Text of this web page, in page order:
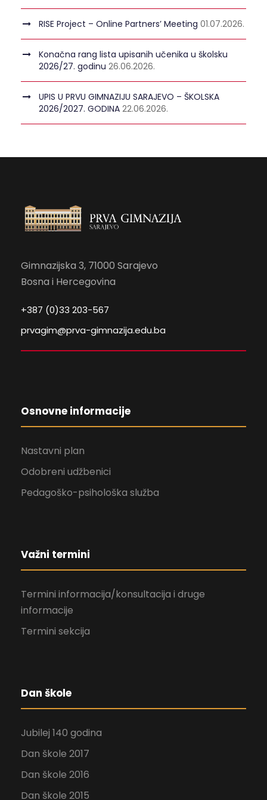
RISE Project – Online Partners’ Meeting 01.07.2026.
Konačna rang lista upisanih učenika u školsku
2026/27. godinu 26.06.2026.
UPIS U PRVU GIMNAZIJU SARAJEVO – ŠKOLSKA
2026/2027. GODINA 22.06.2026.
Gimnazijska 3, 71000 Sarajevo
Bosna i Hercegovina
+387 (0)33 203-567
prvagim@prva-gimnazija.edu.ba
Osnovne informacije
Nastavni plan
Odobreni udžbenici
Pedagoško-psihološka služba
Važni termini
Termini informacija/konsultacija i druge
informacije
Termini sekcija
Dan škole
Jubilej 140 godina
Dan škole 2017
Dan škole 2016
Dan škole 2015